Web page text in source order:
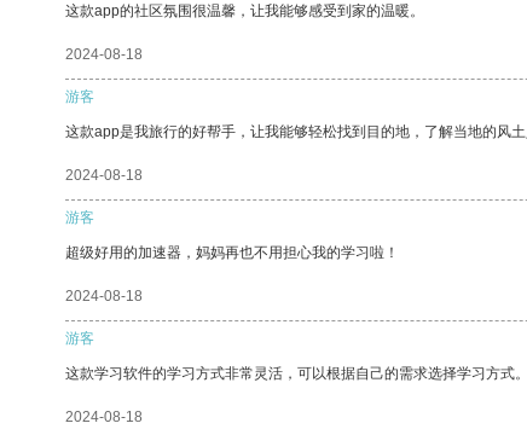
这款app的社区氛围很温馨，让我能够感受到家的温暖。
2024-08-18
游客
这款app是我旅行的好帮手，让我能够轻松找到目的地，了解当地的风土
2024-08-18
游客
超级好用的加速器，妈妈再也不用担心我的学习啦！
2024-08-18
游客
这款学习软件的学习方式非常灵活，可以根据自己的需求选择学习方式
2024-08-18